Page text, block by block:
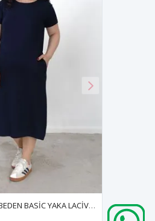
RENKTE BÜYÜK BEDEN BEYAZ ŞERİTLİ İNDİGO İKİLİ TAKIM